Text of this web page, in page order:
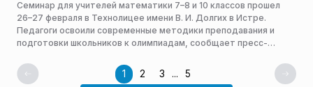
Семинар для учителей математики 7–8 и 10 классов прошел
26–27 февраля в Технолицее имени В. И. Долгих в Истре.
Педагоги освоили современные методики преподавания и
подготовки школьников к олимпиадам, сообщает пресс-
1 2 3 ... 5